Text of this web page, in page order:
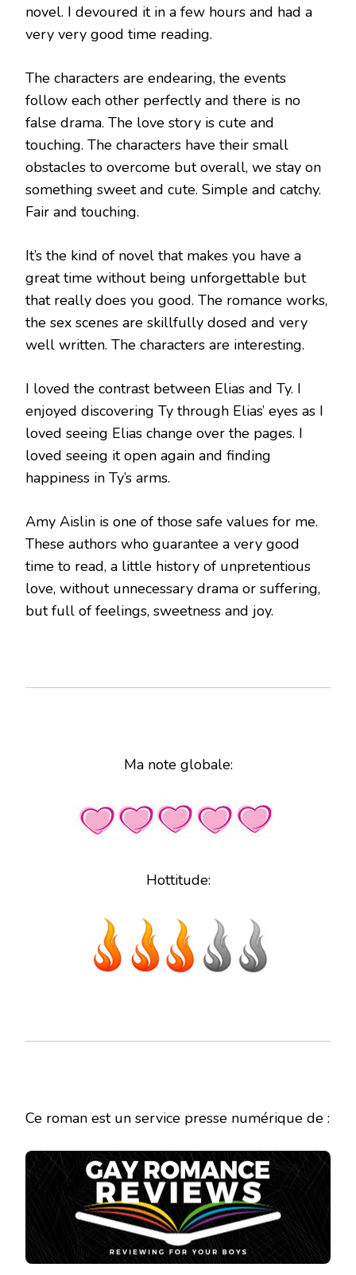
novel. I devoured it in a few hours and had a
very very good time reading.
The characters are endearing, the events
follow each other perfectly and there is no
false drama. The love story is cute and
touching. The characters have their small
obstacles to overcome but overall, we stay on
something sweet and cute. Simple and catchy.
Fair and touching.
It’s the kind of novel that makes you have a
great time without being unforgettable but
that really does you good. The romance works,
the sex scenes are skillfully dosed and very
well written. The characters are interesting.
I loved the contrast between Elias and Ty. I
enjoyed discovering Ty through Elias’ eyes as I
loved seeing Elias change over the pages. I
loved seeing it open again and finding
happiness in Ty’s arms.
Amy Aislin is one of those safe values ​​for me.
These authors who guarantee a very good
time to read, a little history of unpretentious
love, without unnecessary drama or suffering,
but full of feelings, sweetness and joy.
Ma note globale:
Hottitude:
Ce roman est un service presse numérique de :